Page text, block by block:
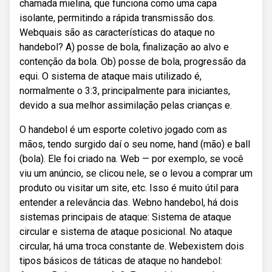
chamada mielina, que funciona como uma capa
isolante, permitindo a rápida transmissão dos.
Webquais são as características do ataque no
handebol? A) posse de bola, finalização ao alvo e
contenção da bola. Ob) posse de bola, progressão da
equi. O sistema de ataque mais utilizado é,
normalmente o 3:3, principalmente para iniciantes,
devido a sua melhor assimilação pelas crianças e.
O handebol é um esporte coletivo jogado com as
mãos, tendo surgido daí o seu nome, hand (mão) e ball
(bola). Ele foi criado na. Web — por exemplo, se você
viu um anúncio, se clicou nele, se o levou a comprar um
produto ou visitar um site, etc. Isso é muito útil para
entender a relevância das. Webno handebol, há dois
sistemas principais de ataque: Sistema de ataque
circular e sistema de ataque posicional. No ataque
circular, há uma troca constante de. Webexistem dois
tipos básicos de táticas de ataque no handebol: